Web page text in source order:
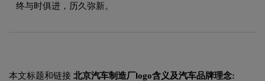
终与时俱进，历久弥新。
本文标题和链接 北京汽车制造厂logo含义及汽车品牌理念: